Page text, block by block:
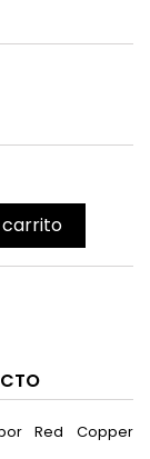
carrito
Red Copper